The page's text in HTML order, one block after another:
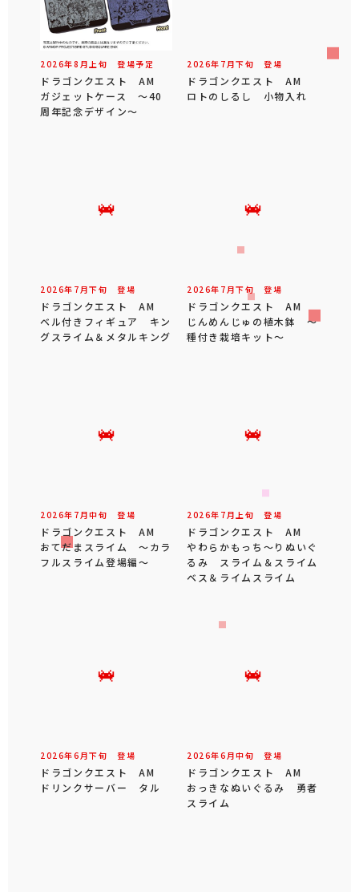
2026年8 月 上旬 登場予定
ドラゴンクエスト AM
ガジェットケース ～40
周年記念デザイン～
2026年 7 月下旬 登場
ドラゴンクエスト AM
ロトのしるし 小物入れ
2026年 7 月下旬 登場
ドラゴンクエスト AM
ベル付きフィギュア キン
グスライム＆メタルキング
2026年 7 月下旬 登場
ドラゴンクエスト AM
じんめんじゅの植木鉢 ～
種付き栽培キット～
2026年 7 月中旬 登場
ドラゴンクエスト AM
おてだまスライム ～カラ
フルスライム登場編～
2026年 7 月 上旬 登場
ドラゴンクエスト AM
やわらかもっち～りぬいぐ
るみ スライム＆スライム
ベス＆ライムスライム
2026年6 月下旬 登場
ドラゴンクエスト AM
ドリンクサーバー タル
2026年6 月中旬 登場
ドラゴンクエスト AM
おっきなぬいぐるみ 勇者
スライム